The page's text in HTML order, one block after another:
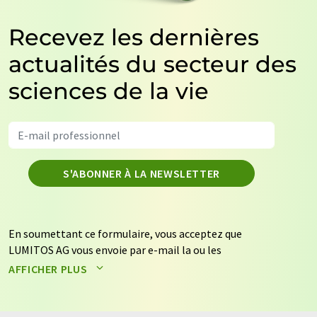
Recevez les dernières
actualités du secteur des
sciences de la vie
S'ABONNER À LA NEWSLETTER
En soumettant ce formulaire, vous acceptez que
LUMITOS AG vous envoie par e-mail la ou les
newsletters sélectionnées ci-dessus. Vos données ne
AFFICHER PLUS